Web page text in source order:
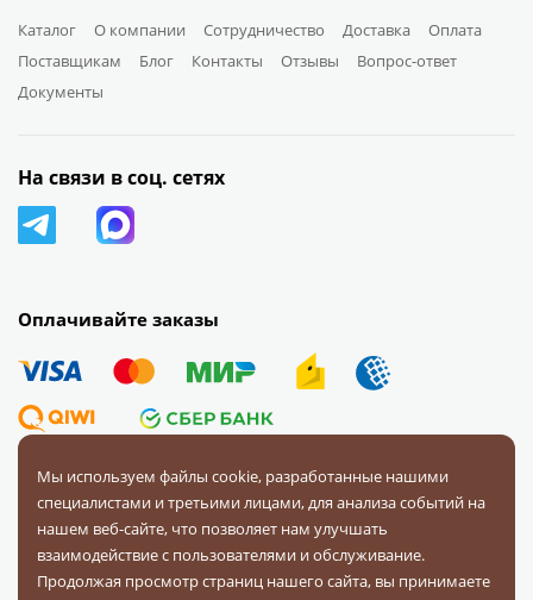
Каталог О компании Сотрудничество Доставка
Оплата
Поставщикам
Блог Контакты Отзывы
Вопрос-ответ
Документы
Оплачивайте заказы
На связи в соц. сетях
© 2008 — 2026 Первая Фурнитурная Компания.Все права
защищены.
Политика конфиденциальности
Мы используем файлы cookie, разработанные нашими
специалистами и третьими лицами, для анализа событий на
нашем веб-сайте, что позволяет нам улучшать
взаимодействие с пользователями и обслуживание.
Продолжая просмотр страниц нашего сайта, вы принимаете